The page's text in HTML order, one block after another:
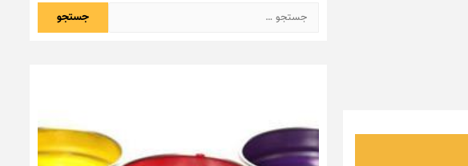
جستجو
برای: